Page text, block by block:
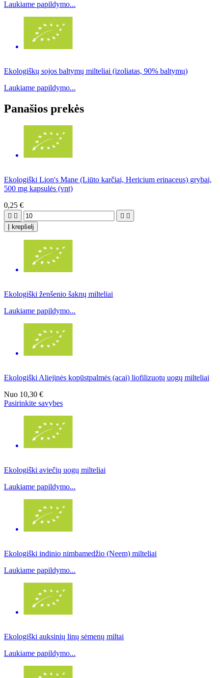
Laukiame papildymo...
Ekologiškų sojos baltymų milteliai (izoliatas, 90% baltymų)
Laukiame papildymo...
Panašios prekės
Ekologiški Lion's Mane (Liūto karčiai, Hericium erinaceus) grybai,
500 mg kapsulės (vnt)
0,25 €
   
Į krepšelį
Ekologiški ženšenio šaknų milteliai
Laukiame papildymo...
Ekologiški Aliejinės kopūstpalmės (acai) liofilizuotų uogų milteliai
Nuo 10,30 €
Pasirinkite savybes
Ekologiški aviečių uogų milteliai
Laukiame papildymo...
Ekologiški indinio nimbamedžio (Neem) milteliai
Laukiame papildymo...
Ekologiški auksinių linų sėmenų miltai
Laukiame papildymo...